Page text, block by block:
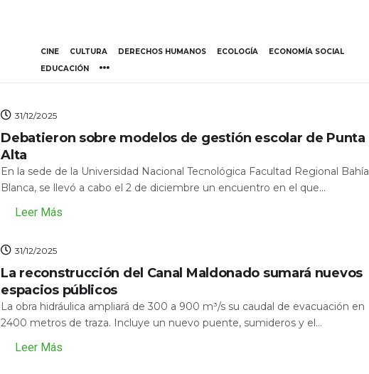
CINE CULTURA DERECHOS HUMANOS ECOLOGÍA
ECONOMÍA SOCIAL
EDUCACIÓN
31/12/2025
Debatieron sobre modelos de gestión escolar de Punta
Alta
En la sede de la Universidad Nacional Tecnológica Facultad Regional Bahía
Blanca, se llevó a cabo el 2 de diciembre un encuentro en el que...
Leer Más
31/12/2025
La reconstrucción del Canal Maldonado sumará nuevos
espacios públicos
La obra hidráulica ampliará de 300 a 900 m³/s su caudal de evacuación en
2400 metros de traza. Incluye un nuevo puente, sumideros y el...
Leer Más